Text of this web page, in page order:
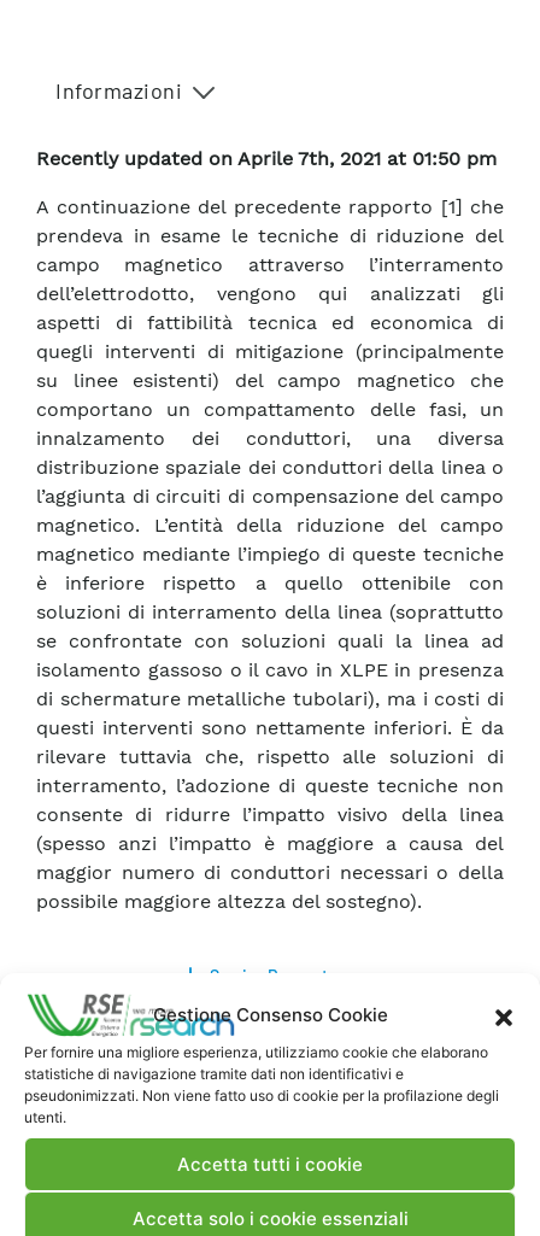
Gestione Consenso Cookie
Per fornire una migliore esperienza, utilizziamo cookie che elaborano
statistiche di navigazione tramite dati non identificativi e
pseudonimizzati. Non viene fatto uso di cookie per la profilazione degli
utenti.
Accetta tutti i cookie
Accetta solo i cookie essenziali
Informazioni
Recently updated on Aprile 7th, 2021 at 01:50 pm
A continuazione del precedente rapporto [1] che
prendeva in esame le tecniche di riduzione del
campo magnetico attraverso l’interramento
dell’elettrodotto, vengono qui analizzati gli
aspetti di fattibilità tecnica ed economica di
quegli interventi di mitigazione (principalmente
su linee esistenti) del campo magnetico che
comportano un compattamento delle fasi, un
innalzamento dei conduttori, una diversa
distribuzione spaziale dei conduttori della linea o
l’aggiunta di circuiti di compensazione del campo
magnetico. L’entità della riduzione del campo
magnetico mediante l’impiego di queste tecniche
è inferiore rispetto a quello ottenibile con
soluzioni di interramento della linea (soprattutto
se confrontate con soluzioni quali la linea ad
isolamento gassoso o il cavo in XLPE in presenza
di schermature metalliche tubolari), ma i costi di
questi interventi sono nettamente inferiori. È da
rilevare tuttavia che, rispetto alle soluzioni di
interramento, l’adozione di queste tecniche non
consente di ridurre l’impatto visivo della linea
(spesso anzi l’impatto è maggiore a causa del
maggior numero di conduttori necessari o della
possibile maggiore altezza del sostegno).
Scarica Rapporto
Commenti
Pubblica un commento